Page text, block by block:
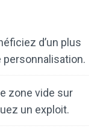
d’un plus
personnalisation.
zone vide sur
un exploit.